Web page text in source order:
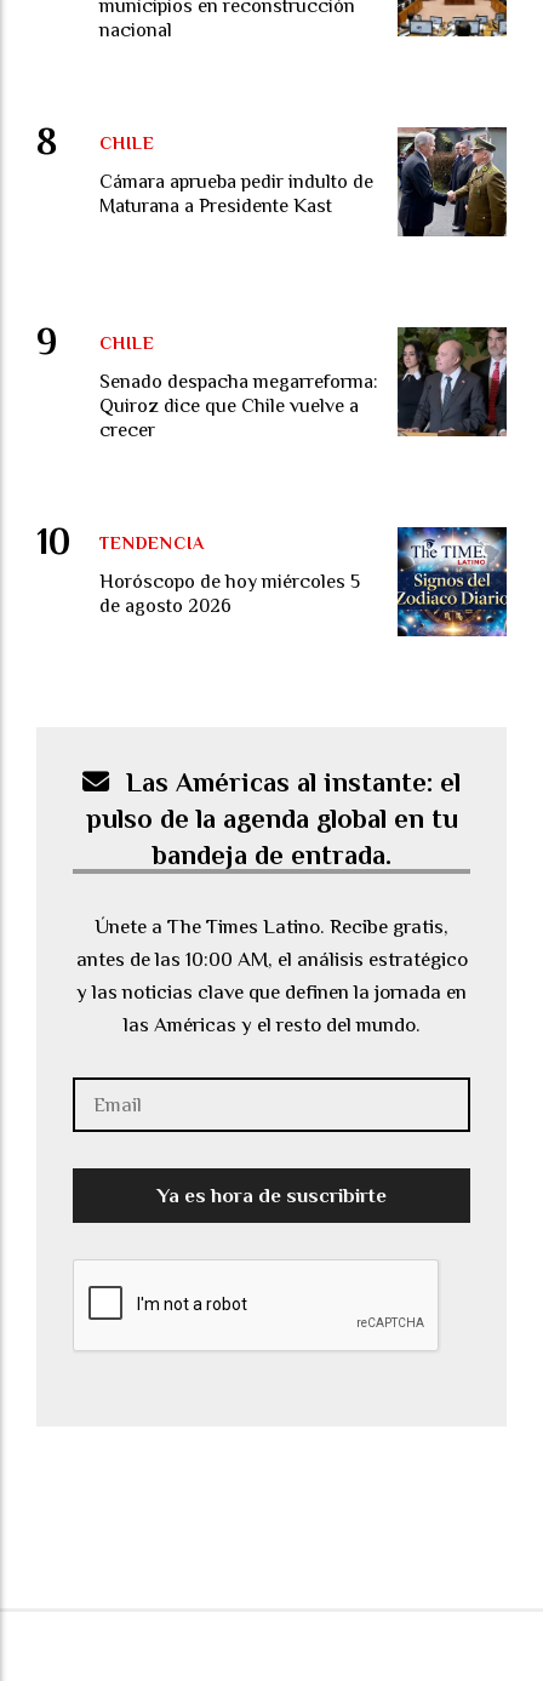
municipios en reconstrucción
nacional
Cámara aprueba pedir indulto de
Maturana a Presidente Kast
CHILE
Senado despacha megarreforma:
Quiroz dice que Chile vuelve a
crecer
CHILE
Horóscopo de hoy miércoles 5
de agosto 2026
TENDENCIA
Las Américas al instante: el
pulso de la agenda global en tu
bandeja de entrada.
Únete a The Times Latino. Recibe gratis,
antes de las 10:00 AM, el análisis estratégico
y las noticias clave que definen la jornada en
las Américas y el resto del mundo.
Ya es hora de suscribirte